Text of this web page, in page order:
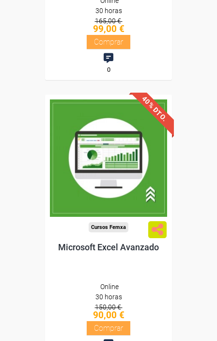
30 horas
165,00 €
99,00 €
Comprar
0
40% DTO.
Descuentos especiales
Sin requisitos de acceso
Cursos Femxa
Microsoft Excel Avanzado
Online
30 horas
150,00 €
90,00 €
Comprar